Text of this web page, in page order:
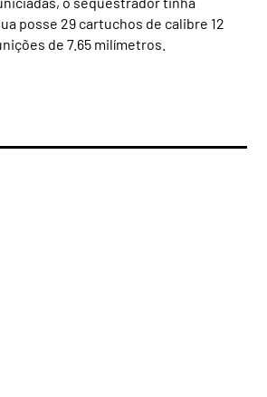
posse 29 cartuchos de calibre 12
de 7.65 milímetros.